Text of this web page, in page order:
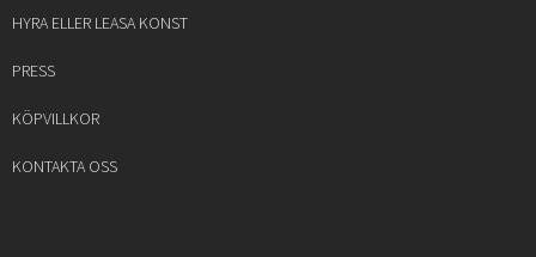
HYRA ELLER LEASA KONST
PRESS
KÖPVILLKOR
KONTAKTA OSS